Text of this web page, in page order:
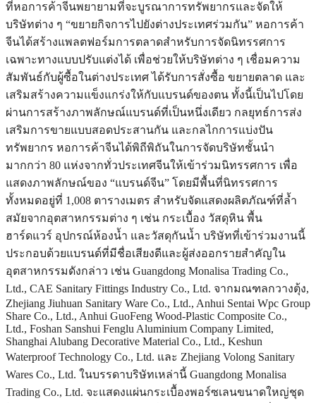
ที่หอการค้าจีนพยายามที่จะบูรณาการทรัพยากรและจัดให้
บริษัทต่าง ๆ “ขยายกิจการไปยังต่างประเทศร่วมกัน” หอการค้า
จีนได้สร้างแพลตฟอร์มการตลาดสำหรับการจัดนิทรรศการ
เฉพาะทางแบบปรับแต่งได้ เพื่อช่วยให้บริษัทต่าง ๆ เชื่อมความ
สัมพันธ์กับผู้ซื้อในต่างประเทศ ได้รับการสั่งซื้อ ขยายตลาด และ
เสริมสร้างความแข็งแกร่งให้กับแบรนด์ของตน ทั้งนี้เป็นไปโดย
ผ่านการสร้างภาพลักษณ์แบรนด์ที่เป็นหนึ่งเดียว กลยุทธ์การส่ง
เสริมการขายแบบสอดประสานกัน และกลไกการแบ่งปัน
ทรัพยากร หอการค้าจีนได้พิถีพิถันในการจัดบริษัทชั้นนำ
มากกว่า 80 แห่งจากทั่วประเทศจีนให้เข้าร่วมนิทรรศการ เพื่อ
แสดงภาพลักษณ์ของ “แบรนด์จีน” โดยมีพื้นที่นิทรรศการ
ทั้งหมดอยู่ที่ 1,008 ตารางเมตร สำหรับจัดแสดงผลิตภัณฑ์ที่ล้ำ
สมัยจากอุตสาหกรรมต่าง ๆ เช่น กระเบื้อง วัสดุหิน พื้น
ฮาร์ดแวร์ อุปกรณ์ห้องน้ำ และวัสดุกันน้ำ บริษัทที่เข้าร่วมงานนี้
ประกอบด้วยแบรนด์ที่มีชื่อเสียงดีและผู้ส่งออกรายสำคัญใน
อุตสาหกรรมดังกล่าว เช่น Guangdong Monalisa Trading Co.,
Ltd., CAE Sanitary Fittings Industry Co., Ltd. จากมณฑลกวางตุ้ง,
Zhejiang Jiuhuan Sanitary Ware Co., Ltd., Anhui Sentai Wpc Group
Share Co., Ltd., Anhui GuoFeng Wood-Plastic Composite Co.,
Ltd., Foshan Sanshui Fenglu Aluminium Company Limited,
Shanghai Alubang Decorative Material Co., Ltd., Keshun
Waterproof Technology Co., Ltd. และ Zhejiang Volong Sanitary
Wares Co., Ltd. ในบรรดาบริษัทเหล่านี้ Guangdong Monalisa
Trading Co., Ltd. จะแสดงแผ่นกระเบื้องพอร์ซเลนขนาดใหญ่ชุด